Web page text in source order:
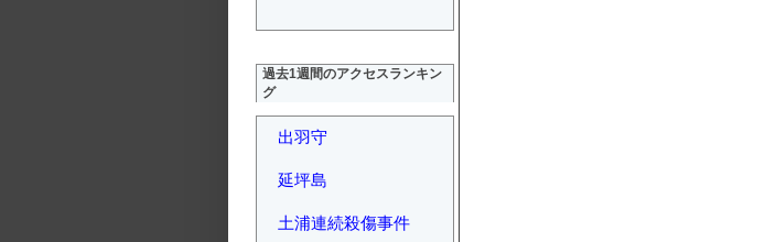
過去1週間のアクセスランキン
グ
出羽守
延坪島
土浦連続殺傷事件